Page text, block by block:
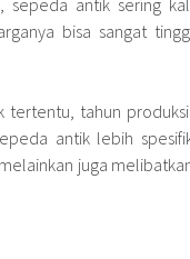
sepeda antik sering
bisa sangat
tertentu, tahun
antik lebih
juga